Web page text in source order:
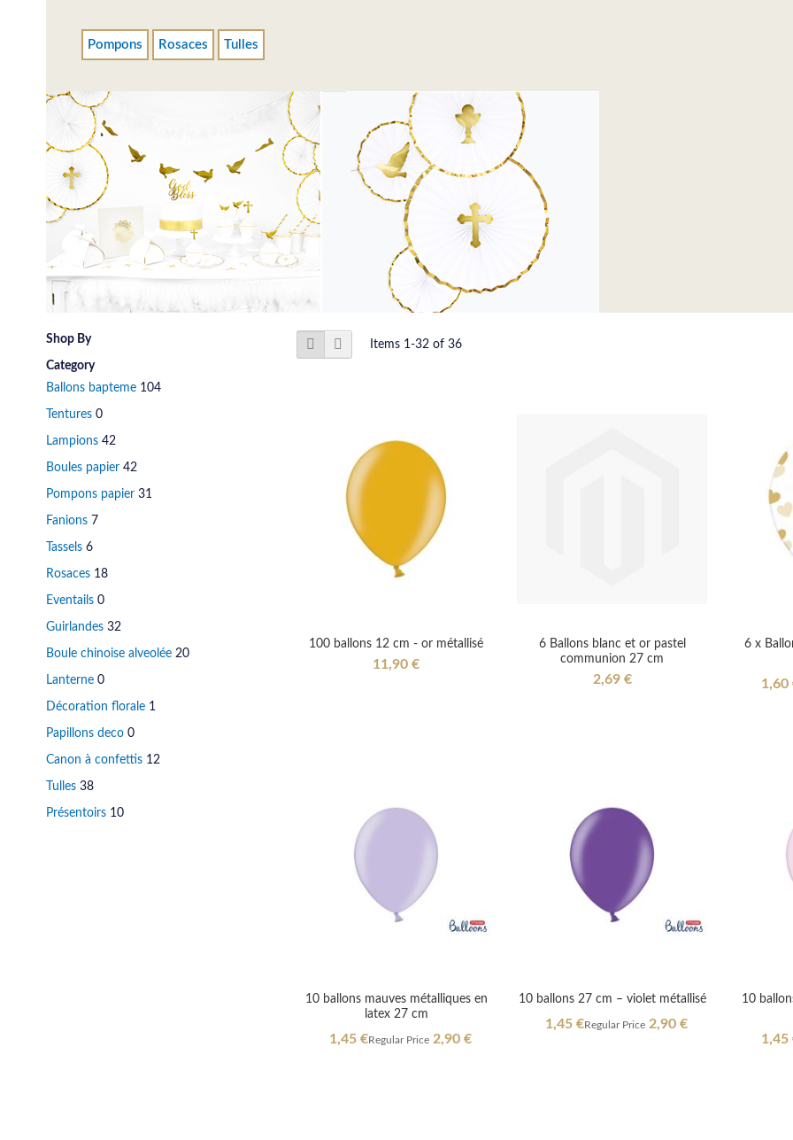
Pompons Rosaces Tulles
View
as
Grid Items 1-32 of36
100 ballons 12 cm - or métallisé
11,90 €
Out
of
stock
6 Ballons blanc et or pastel
communion 27 cm
2,69 €
of
stock
6 x
Price
1,60
of
Out
of
stock
10 ballons mauves métalliques en
latex 27 cm
Special
Price
1,45 €Regular Price 2,90 €
10 ballons 27 cm – violet métallisé
Special
Price
1,45 €Regular Price 2,90 €
10
Price
1,45
Shop By
Category
Ballons bapteme 104
Tentures 0
Lampions 42
Boules papier 42
Pompons papier 31
Fanions 7
Tassels 6
Rosaces 18
Eventails 0
Guirlandes 32
Boule chinoise alveolée 20
Lanterne 0
Décoration florale 1
Papillons deco 0
Canon à confettis 12
Tulles 38
Présentoirs 10